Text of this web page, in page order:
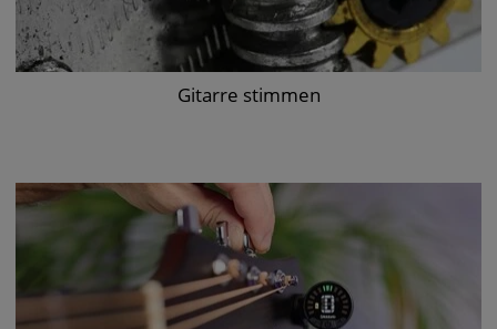
Gitarre stimmen